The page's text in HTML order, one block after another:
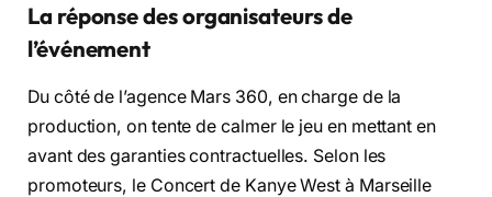
La réponse des organisateurs de
l’événement
Du côté de l’agence Mars 360, en charge de la
production, on tente de calmer le jeu en mettant en
avant des garanties contractuelles. Selon les
promoteurs, le Concert de Kanye West à Marseille